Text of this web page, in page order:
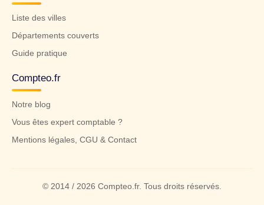
Liste des villes
Départements couverts
Guide pratique
Compteo.fr
Notre blog
Vous êtes expert comptable ?
Mentions légales, CGU & Contact
© 2014 / 2026 Compteo.fr. Tous droits réservés.